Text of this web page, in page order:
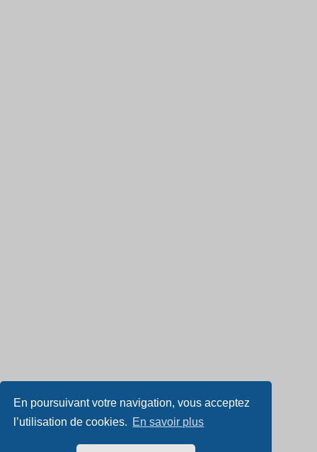
En poursuivant votre navigation, vous acceptez
l’utilisation de cookies. En savoir plus